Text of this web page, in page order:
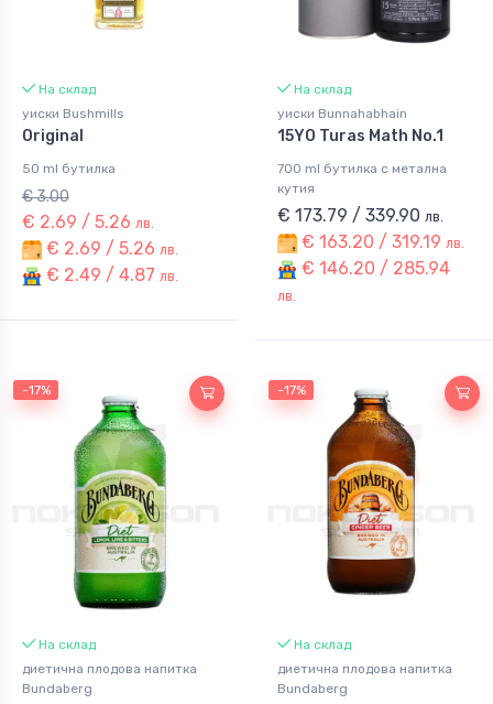
На склад
уиски Bushmills
Original
50 ml бутилка
€ 3.00
€ 2.69 / 5.26 лв.
€ 2.69 / 5.26 лв.
€ 2.49 / 4.87 лв.
На склад
уиски Bunnahabhain
15YO Turas Math No.1
700 ml бутилка с метална
кутия
€ 173.79 / 339.90 лв.
€ 163.20 / 319.19 лв.
€ 146.20 / 285.94
лв.
-17%
На склад
диетична плодова напитка
Bundaberg
-17%
На склад
диетична плодова напитка
Bundaberg